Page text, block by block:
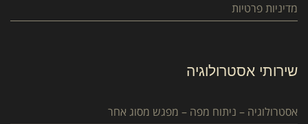
מדיניות פרטיות
שירותי אסטרולוגיה
אסטרולוגיה – ניתוח מפה – מפגש מסוג אחר